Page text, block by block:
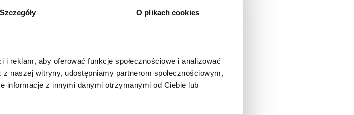
Szczegóły O plikach cookies
reklam, aby oferować funkcje społecznościowe i analizować
naszej witryny, udostępniamy partnerom społecznościowym,
informacje z innymi danymi otrzymanymi od Ciebie lub